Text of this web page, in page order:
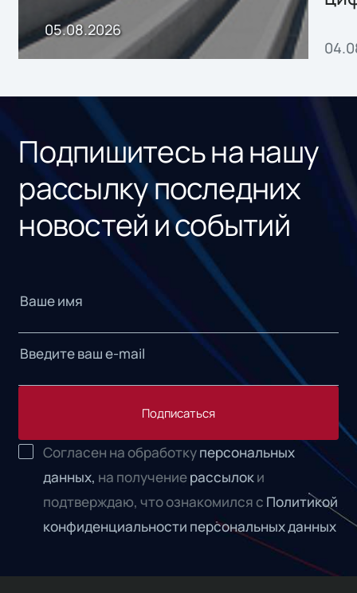
05.08.2026
Подпишитесь на нашу
рассылку последних
новостей и событий
Подписаться
Согласен на обработкуперсональных
данных, на получениерассылоки
подтверждаю, что ознакомился с Политикой
конфиденциальности персональных данных